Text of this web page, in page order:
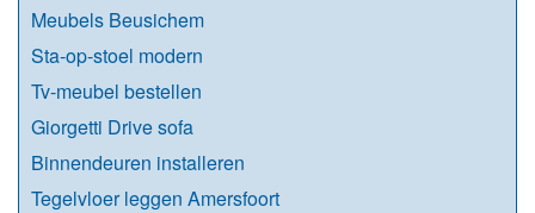
Meubels Beusichem
Sta-op-stoel modern
Tv-meubel bestellen
Giorgetti Drive sofa
Binnendeuren installeren
Tegelvloer leggen Amersfoort